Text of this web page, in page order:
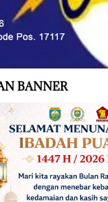
BANNER